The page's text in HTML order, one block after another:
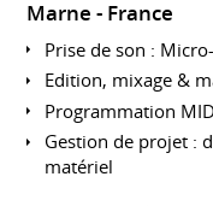
Marne
France
Prise de son :
Edition, mixage &
Programmation
Gestion de projet :
matériel